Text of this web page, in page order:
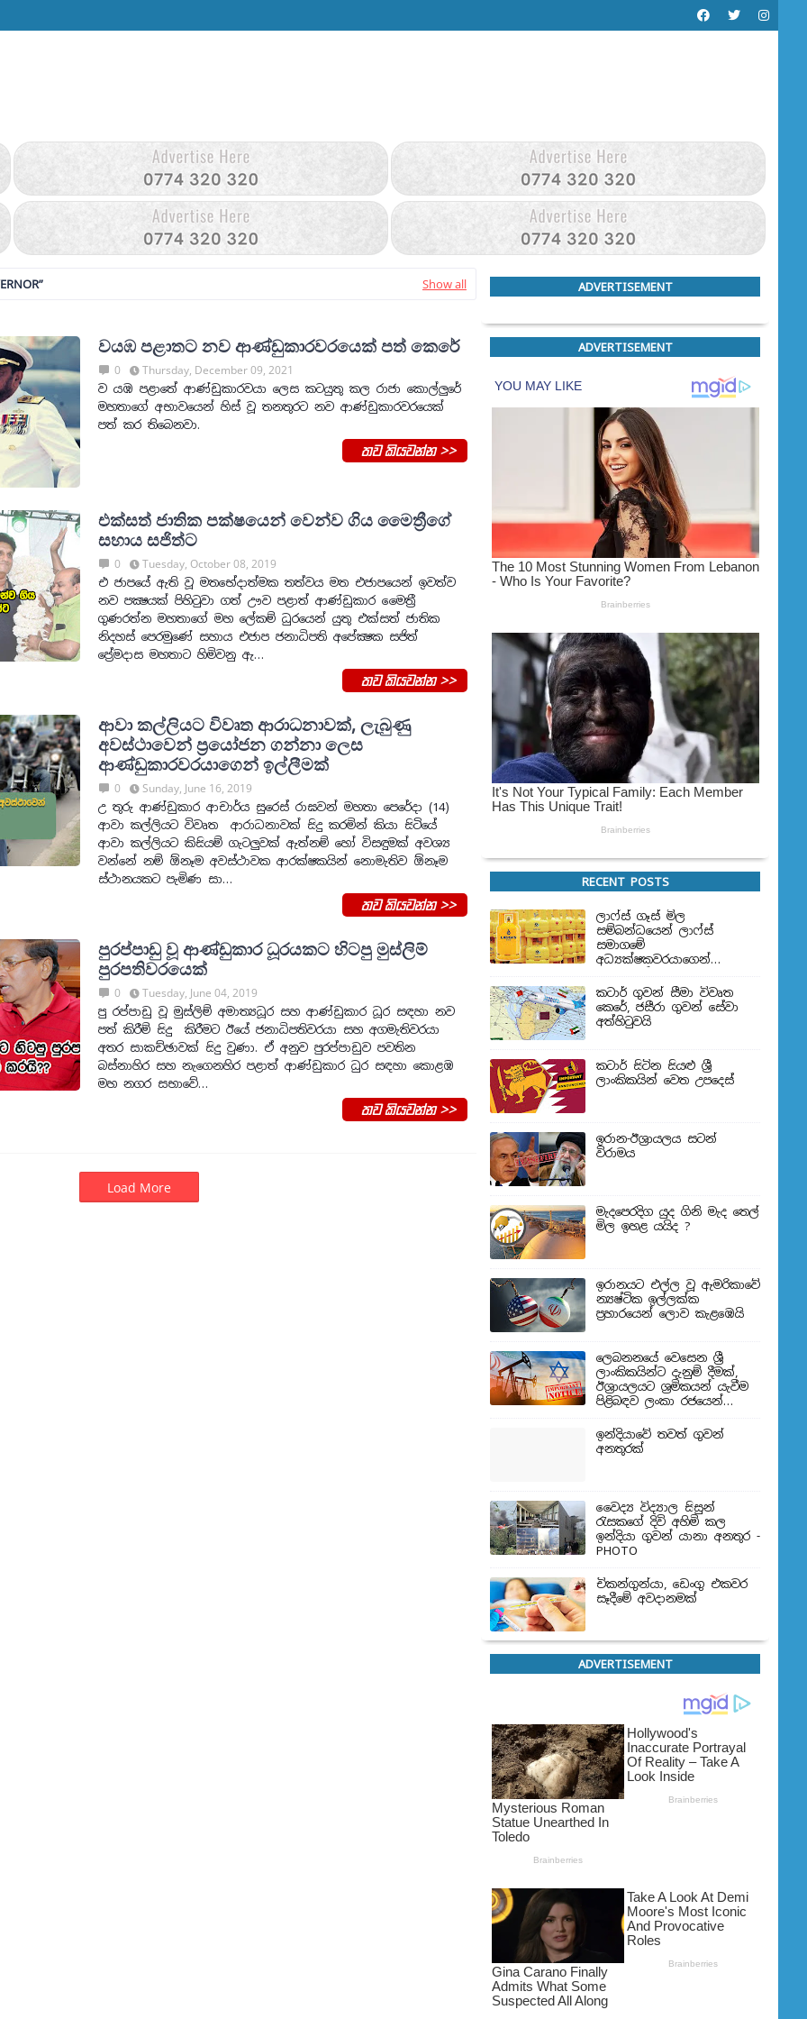
Show all
වයඹ පළාතට නව ආණ්ඩුකාරවරයෙක් පත් කෙරේ
0
Thursday, December 09, 2021
ව යඹ පළාතේ ආණ්ඩුකාරවයා ලෙස කටයුතු කල රාජා කොල්ලුරේ
මහතාගේ අභාවයෙන් හිස් වූ තනතුරට නව ආණ්ඩුකාරවරයෙක්
පත් කර තිබෙනවා.
තව කියවන්න >>
එක්සත් ජාතික පක්ෂයෙන් වෙන්ව ගිය මෛත්‍රීගේ
සහාය සජිත්ට
0
Tuesday, October 08, 2019
එ ජාපයේ ඇති වූ මතභේදාත්මක තත්වය මත එජාපයෙන් ඉවත්ව
නව පක්‍ෂයක් පිහිටුවා ගත් ඌව පළාත් ආණ්ඩුකාර මෛත්‍රී
ගුණරත්න මහතාගේ මහ ලේකම් ධුරයෙන් යුතු එක්සත් ජාතික
නිදහස් පෙරමුණේ සහාය එජාප ජනාධිපති අපේක්‍ෂක සජිත්
පේ‍්‍රමදාස මහතාට හිමිවනු ඇ…
තව කියවන්න >>
ආවා කල්ලියට විවෘත ආරාධනාවක්, ලැබුණු
අවස්ථාවෙන් ප්‍රයෝජන ගන්නා ලෙස
ආණ්ඩුකාරවරයාගෙන් ඉල්ලීමක්
0
Sunday, June 16, 2019
උ තුරු ආණ්ඩුකාර ආචාර්ය සුරෙස් රාඝවන් මහතා පෙරේදා (14)
ආවා කල්ලියට විවෘත ආරාධනාවක් සිදු කරමින් කියා සිටියේ
ආවා කල්ලියට කිසියම් ගැටලුවක් ඇත්නම් හෝ විසඳුමක් අවශ්‍ය
වන්නේ නම් ඕනෑම අවස්ථාවක ආරක්ෂකයින් නොමැතිව ඕනෑම
ස්ථානයකට පැමිණ සා…
තව කියවන්න >>
පුරප්පාඩු වූ ආණ්ඩුකාර ධූරයකට හිටපු මුස්ලිම්
පුරපතිවරයෙක්
0
Tuesday, June 04, 2019
පු රප්පාඩු වූ මුස්ලිම් අමාත්‍යධූර සහ ආණ්ඩුකාර ධූර සඳහා නව
පත් කිරීම් සිදු කිරීමට ඊයේ ජනාධිපතිවරයා සහ අගමැතිවරයා
අතර සාකච්ඡාවක් සිදු වුණා. ඒ අනුව පුරප්පාඩුව පවතින
බස්නාහිර සහ නැගෙනහිර පළාත් ආණ්ඩුකාර ධුර සඳහා කොළඹ
මහ නගර සභාවේ…
තව කියවන්න >>
Load More
ADVERTISEMENT
ADVERTISEMENT
RECENT POSTS
ලාෆ්ස් ගෑස් මිල
සම්බන්ධයෙන් ලාෆ්ස්
සමාගමේ
අධ්‍යක්ෂකවරයාගෙන්
කටාර් ගුවන් සීමා විවෘත
කෙරේ, ජසීරා ගුවන් සේවා
අත්හි‍ටුවයි
කටාර් සිටින සියළු ශ්‍රී
ලාංකිකයින් වෙත උපදෙස්
ඉරාන-ඊශ්‍රායලය සටන්
විරාමය
මැදපෙරදිග යුද ගිනි මැද තෙල්
මිල ඉහළ යයිද ?
ඉරානයට එල්ල වූ ඇමරිකාවේ
න්‍යෂ්ටික ඉල්ලක්ක
ප්‍රහාරයෙන් ලොව කැළඹෙයි
ලෙබනනයේ වෙසෙන ශ්‍රී
ලාංකිකයින්ට දැනුම් දීමක්,
ඊශ්‍රායලයට ශ්‍රමිකයන් යැවීම
පිළිබඳව ලංකා රජයෙන්
ඉන්දියාවේ තවත් ගුවන්
අනතුරක්
වෛද්‍ය විද්‍යාල සිසුන්
‍රැසකගේ දිවි අහිමි කල
ඉන්දියා ගුවන් යානා අනතුර -
PHOTO
චිකන්ගුන්යා, ඩෙංගු එකවර
සෑදීමේ අවදානමක්
ADVERTISEMENT